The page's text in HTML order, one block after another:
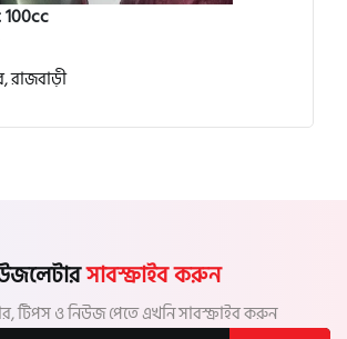
রাজবাড়ী
সাবস্ক্রাইব করুন
টিপস ও নিউজ পেতে এখনি সাবস্ক্রাইব করুন